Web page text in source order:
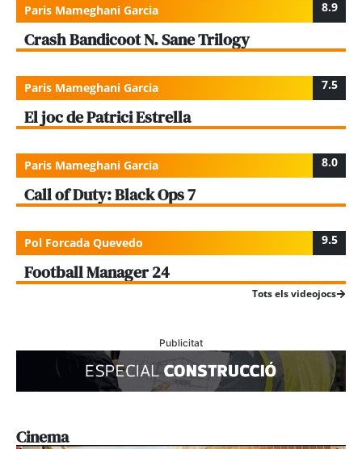
Paris Mameghani Garcia 8.9
Crash Bandicoot N. Sane Trilogy
Paris Mameghani Garcia 7.5
El joc de Patrici Estrella
Paris Mameghani Garcia 8.0
Call of Duty: Black Ops 7
Pol Forcada Quevedo 9.5
Football Manager 24
Tots els videojocs
Publicitat
Cinema